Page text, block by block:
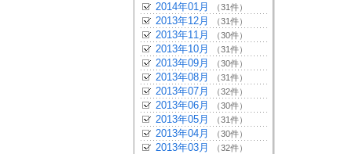
2014年01月 （31件）
2013年12月 （31件）
2013年11月 （30件）
2013年10月 （31件）
2013年09月 （30件）
2013年08月 （31件）
2013年07月 （32件）
2013年06月 （30件）
2013年05月 （31件）
2013年04月 （30件）
2013年03月 （32件）